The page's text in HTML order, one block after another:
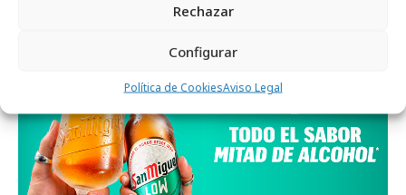
Rechazar
Configurar
Política de CookiesAviso Legal